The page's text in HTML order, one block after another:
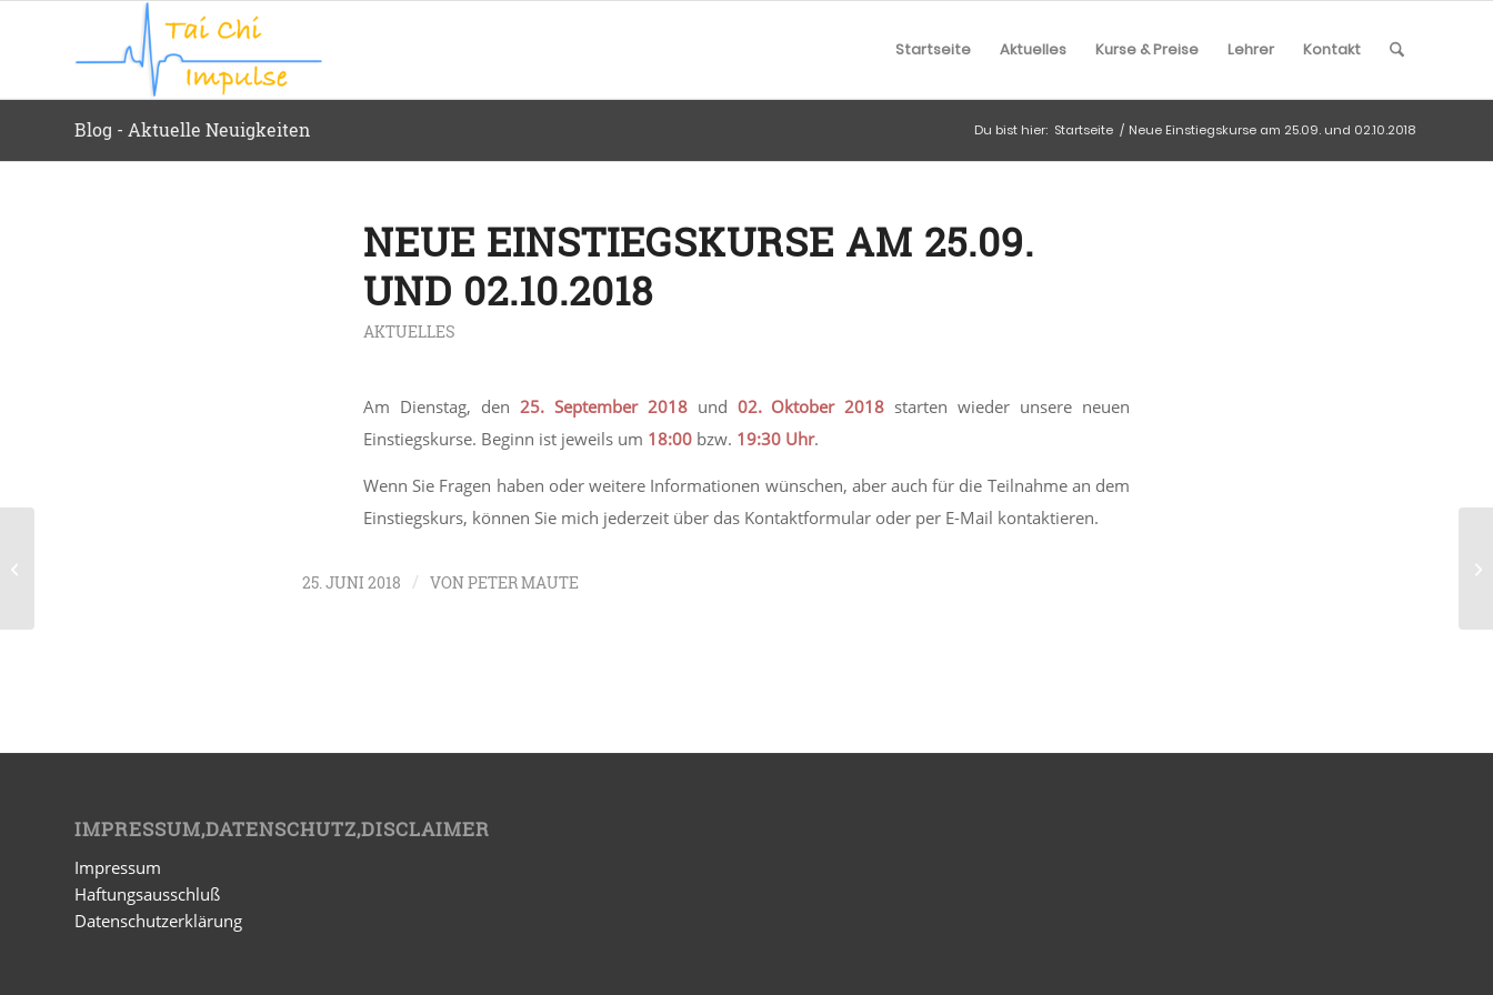
Startseite Aktuelles Kurse & Preise Lehrer Kontakt
Blog - Aktuelle Neuigkeiten Du bist hier: Startseite / Neue Einstiegskurse am 25.09. und 02.10.2018
NEUE EINSTIEGSKURSE AM 25.09.
UND 02.10.2018
AKTUELLES
Am Dienstag, den 25. September 2018und 02. Oktober 2018 starten wieder unsere neuen
Einstiegskurse. Beginn ist jeweils um 18:00 bzw. 19:30 Uhr.
Wenn Sie Fragen haben oder weitere Informationen wünschen, aber auch für die Teilnahme an dem
Einstiegskurs, können Sie mich jederzeit über das Kontaktformular oder per E-Mail kontaktieren.
25. JUNI 2018 / VONPETER MAUTE
IMPRESSUM,DATENSCHUTZ,DISCLAIMER
Impressum
Haftungsausschluß
Datenschutzerklärung